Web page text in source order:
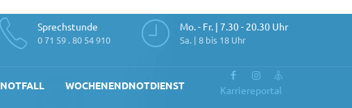
Sprechstunde
0 71 59 . 80 54 910
Mo. - Fr. | 7.30 - 20.30 Uhr
Sa. | 8 bis 18 Uhr
Karriereportal
NOTFALL WOCHENENDNOTDIENST